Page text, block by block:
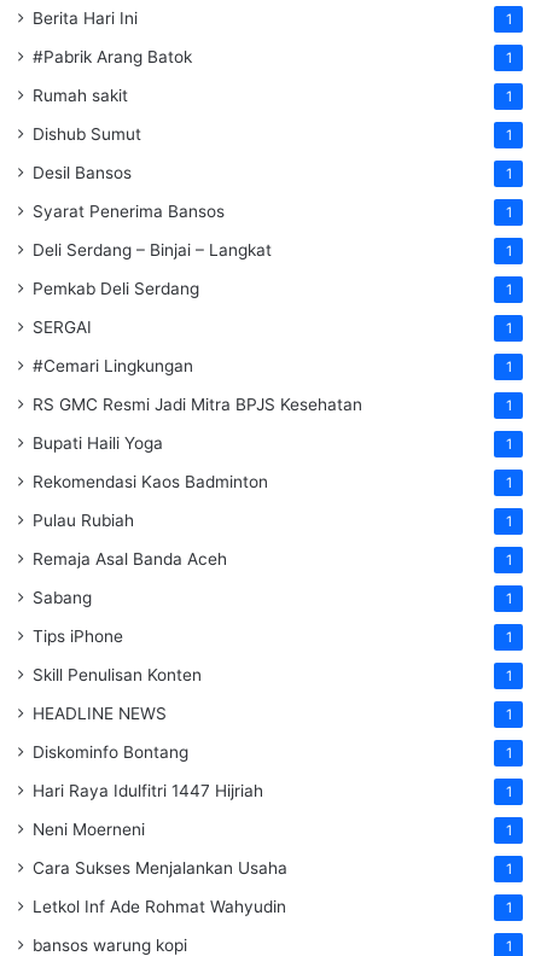
Berita Hari Ini 1
#Pabrik Arang Batok 1
Rumah sakit 1
Dishub Sumut 1
Desil Bansos 1
Syarat Penerima Bansos 1
Deli Serdang – Binjai – Langkat 1
Pemkab Deli Serdang 1
SERGAI 1
#Cemari Lingkungan 1
RS GMC Resmi Jadi Mitra BPJS Kesehatan 1
Bupati Haili Yoga 1
Rekomendasi Kaos Badminton 1
Pulau Rubiah 1
Remaja Asal Banda Aceh 1
Sabang 1
Tips iPhone 1
Skill Penulisan Konten 1
HEADLINE NEWS 1
Diskominfo Bontang 1
Hari Raya Idulfitri 1447 Hijriah 1
Neni Moerneni 1
Cara Sukses Menjalankan Usaha 1
Letkol Inf Ade Rohmat Wahyudin 1
bansos warung kopi 1